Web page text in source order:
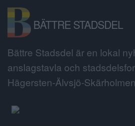
BÄTTRE STADSDEL
Bättre Stadsdel är en lokal
anslagstavla och
Hägersten-Älvsjö-